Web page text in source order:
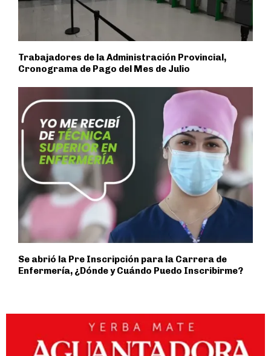
Trabajadores de la Administración Provincial,
Cronograma de Pago del Mes de Julio
Se abrió la Pre Inscripción para la Carrera de
Enfermería, ¿Dónde y Cuándo Puedo Inscribirme?